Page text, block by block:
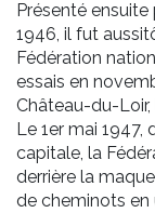
Présenté
1946, il fut
Fédération
essais en
Château-du-
Le 1er mai 1947,
capitale, la
derrière la
de cheminots en